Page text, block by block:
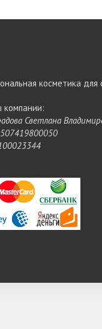
косметика для
компании:
Светлана